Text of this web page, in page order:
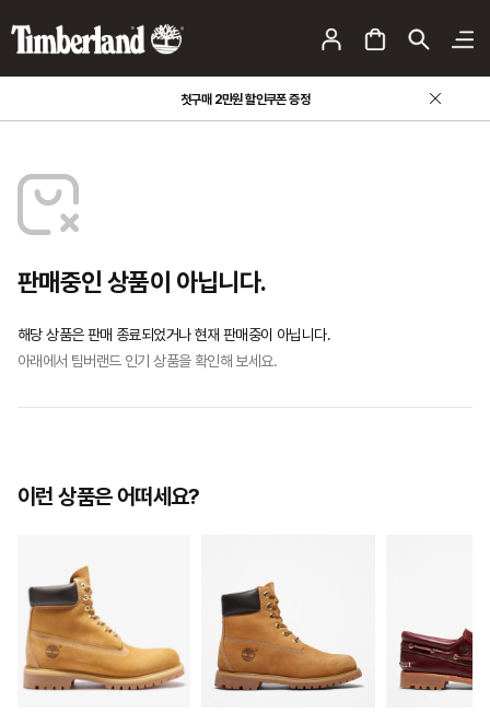
첫구매 2만원 할인쿠폰 증정
판매중인 상품이 아닙니다.
해당 상품은 판매 종료되었거나 현재 판매중이 아닙니다.
아래에서 팀버랜드 인기 상품을 확인해 보세요.
이런 상품은 어떠세요?